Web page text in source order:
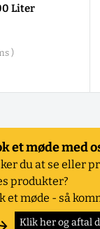
Liter
)
et møde med
du at se eller
produkter?
et møde - så
Klik her og aftal